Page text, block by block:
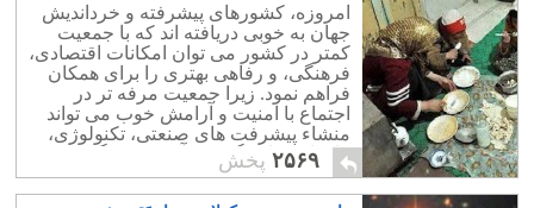
امروزه، کشورهای پیشرفته و خرداندیش
جهان به خوبی دریافته اند که با جمعیت
کمتر در کشور می توان امکانات اقتصادی،
فرهنگی، و رفاهی بهتری را برای همکان
فراهم نمود. زیرا جمعیت مرفه تر در
اجتماع با امنیت و آرامش خوب می تواند
منشاء پیشرفت های صنعتی، تکنولوژی،
کارهای سازندگی و نوآوری، و دیگر زمینه
ها باشد.
۲۵۶۹ پخش